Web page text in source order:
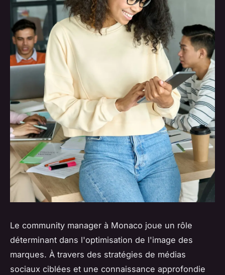
Le community manager à Monaco joue un rôle
déterminant dans l'optimisation de l'image des
marques. À travers des stratégies de médias
sociaux ciblées et une connaissance approfondie